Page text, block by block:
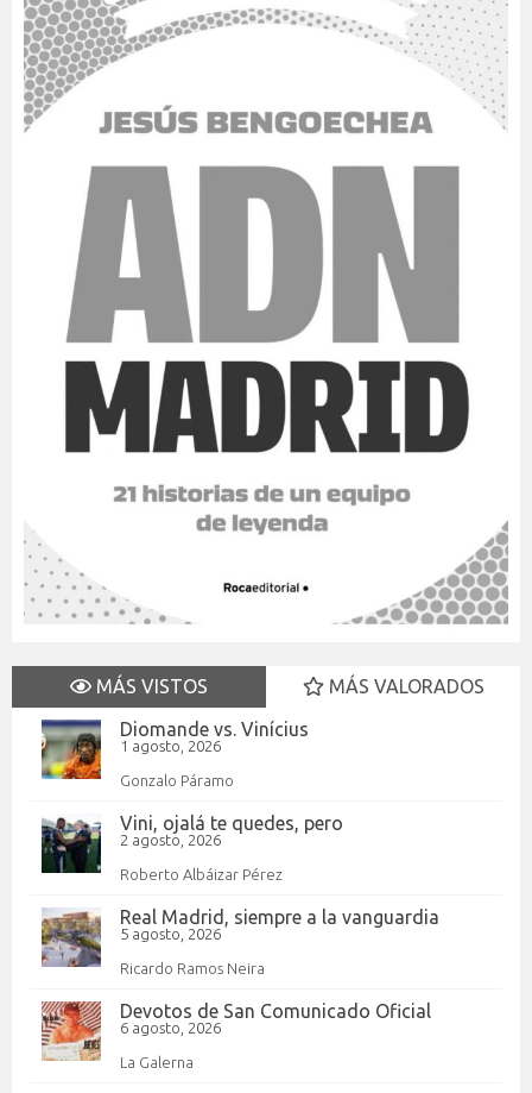
MÁS VISTOS
MÁS VALORADOS
Diomande vs. Vinícius
1 agosto, 2026
Gonzalo Páramo
Vini, ojalá te quedes, pero
2 agosto, 2026
Roberto Albáizar Pérez
Real Madrid, siempre a la vanguardia
5 agosto, 2026
Ricardo Ramos Neira
Devotos de San Comunicado Oficial
6 agosto, 2026
La Galerna